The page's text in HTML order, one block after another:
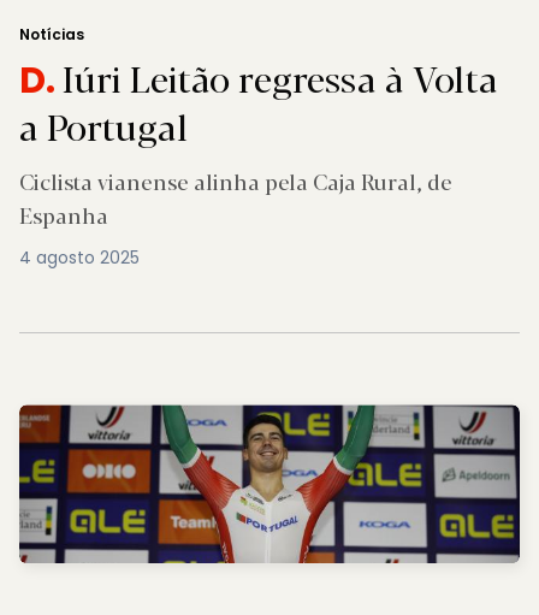
Notícias
D.Iúri Leitão regressa à Volta
a Portugal
Ciclista vianense alinha pela Caja Rural, de
Espanha
4 agosto 2025